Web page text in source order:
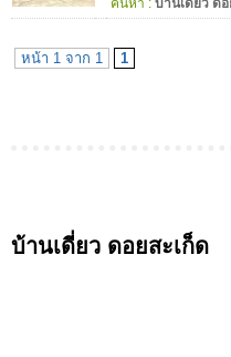
ค้นหา : บ้านเดี่ยว ดอ
หน้า 1 จาก 1 1
บ้านเดี่ยว ดอยสะเก็ด